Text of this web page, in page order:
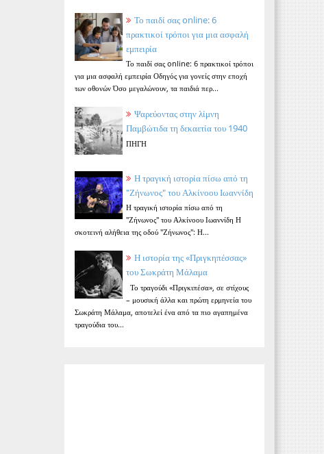
Το παιδί σας online: 6
πρακτικοί τρόποι για μια ασφαλή
εμπειρία
Το παιδί σας online: 6 πρακτικοί τρόποι
για μια ασφαλή εμπειρία Οδηγός για γονείς στην εποχή
των οθονών Όσο μεγαλώνουν, τα παιδιά περ...
Ψαρεύοντας στην λίμνη
Παμβώτιδα τη δεκαετία του 1940
ΠΗΓΗ
Η τραγική ιστορία πίσω από τη
"Ζήνωνος" του Αλκίνοου Ιωαννίδη
Η τραγική ιστορία πίσω από τη
"Ζήνωνος" του Αλκίνοου Ιωαννίδη Η
σκοτεινή αλήθεια της οδού "Ζήνωνος": Η...
Η ιστορία της «Πριγκηπέσσας»
του Σωκράτη Μάλαμα
Το τραγούδι «Πριγκιπέσα», σε στίχους
– μουσική άλλα και πρώτη ερμηνεία του
Σωκράτη Μάλαμα, αποτελεί ένα από τα πιο αγαπημένα
τραγούδια του...